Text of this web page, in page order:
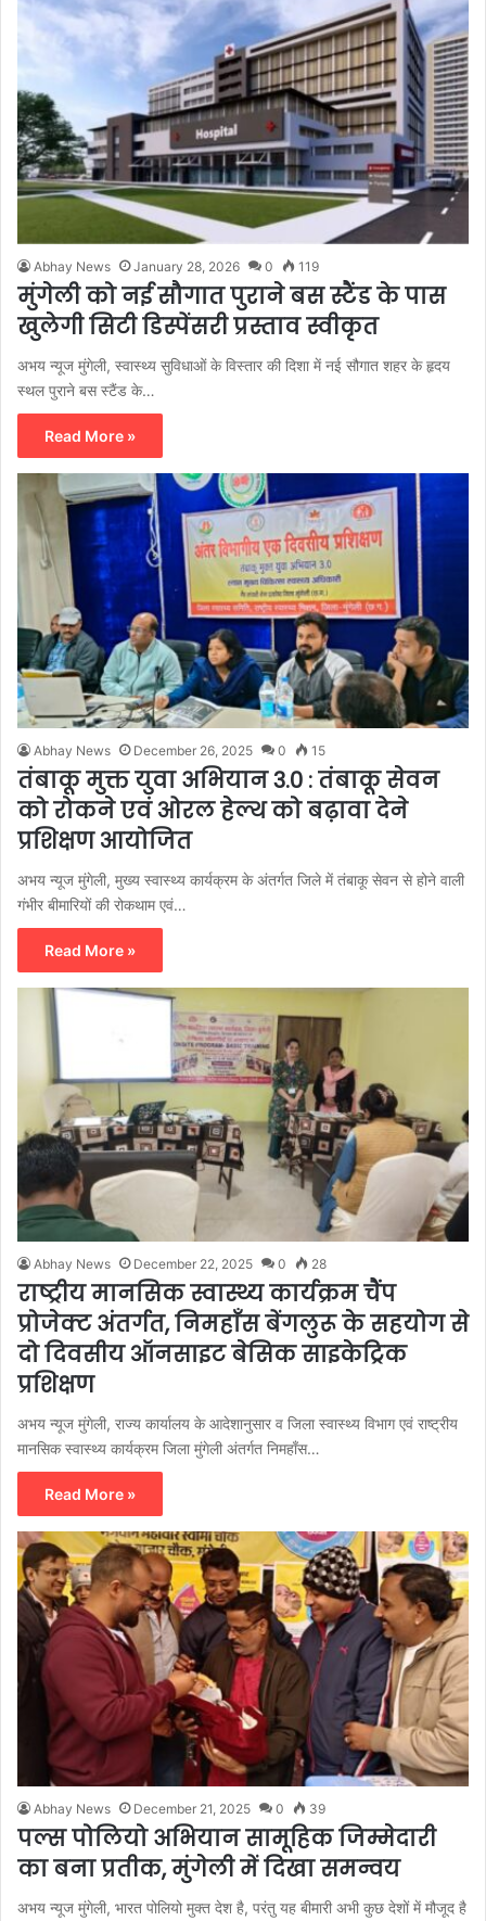
Abhay News January 28, 2026 0 119
मुंगेली को नई सौगात पुराने बस स्टैंड के पास
खुलेगी सिटी डिस्पेंसरी प्रस्ताव स्वीकृत
अभय न्यूज मुंगेली, स्वास्थ्य सुविधाओं के विस्तार की दिशा में नई सौगात शहर के हृदय
स्थल पुराने बस स्टैंड के…
Read More »
Abhay News December 26, 2025 0 15
तंबाकू मुक्त युवा अभियान 3.0 : तंबाकू सेवन
को रोकने एवं ओरल हेल्थ को बढ़ावा देने
प्रशिक्षण आयोजित
अभय न्यूज मुंगेली, मुख्य स्वास्थ्य कार्यक्रम के अंतर्गत जिले में तंबाकू सेवन से होने वाली
गंभीर बीमारियों की रोकथाम एवं…
Read More »
Abhay News December 22, 2025 0 28
राष्ट्रीय मानसिक स्वास्थ्य कार्यक्रम चैंप
प्रोजेक्ट अंतर्गत, निमहाँस बेंगलुरू के सहयोग से
दो दिवसीय ऑनसाइट बेसिक साइकेट्रिक
प्रशिक्षण
अभय न्यूज मुंगेली, राज्य कार्यालय के आदेशानुसार व जिला स्वास्थ्य विभाग एवं राष्ट्रीय
मानसिक स्वास्थ्य कार्यक्रम जिला मुंगेली अंतर्गत निमहाँस…
Read More »
Abhay News December 21, 2025 0 39
पल्स पोलियो अभियान सामूहिक जिम्मेदारी
का बना प्रतीक, मुंगेली में दिखा समन्वय
अभय न्यूज मुंगेली, भारत पोलियो मुक्त देश है, परंतु यह बीमारी अभी कुछ देशों में मौजूद है